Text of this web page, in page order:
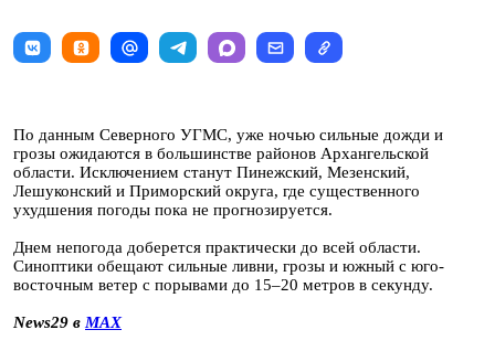
По данным Северного УГМС, уже ночью сильные дожди и
грозы ожидаются в большинстве районов Архангельской
области. Исключением станут Пинежский, Мезенский,
Лешуконский и Приморский округа, где существенного
ухудшения погоды пока не прогнозируется.
Днем непогода доберется практически до всей области.
Синоптики обещают сильные ливни, грозы и южный с юго-
восточным ветер с порывами до 15–20 метров в секунду.
News29 в MAX